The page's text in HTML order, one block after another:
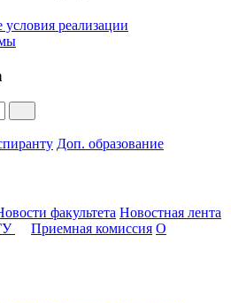
реализации
Доп. образование
факультета Новостная лента
Приемная комиссия О